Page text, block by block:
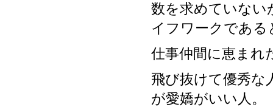
数を求めていない
イフワークである
仕事仲間に恵まれ
飛び抜けて優秀な
が愛嬌がいい人。